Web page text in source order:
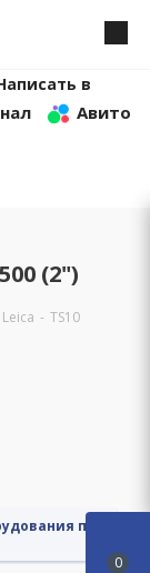
в
Авито
(2")
Leica - TS10
по
0